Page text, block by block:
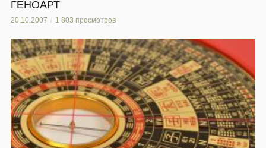
ГЕНОАРТ
20.10.2007 1 803 просмотров